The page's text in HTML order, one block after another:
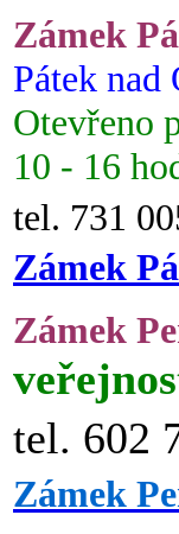
Zámek
Pátek nad
Otevřeno
10 - 16
tel. 731
Zámek
Zámek
tel. 602
Zámek